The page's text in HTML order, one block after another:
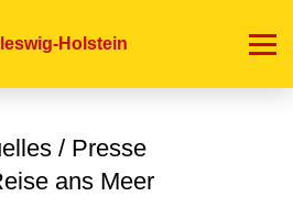
zum
Holstein
/ Presse
ans Meer